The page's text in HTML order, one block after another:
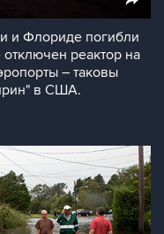
и Флориде погибли
реактор на
– таковы
в США.